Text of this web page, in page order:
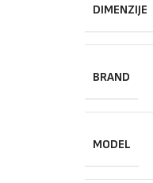
DIMENZIJE
BRAND
MODEL